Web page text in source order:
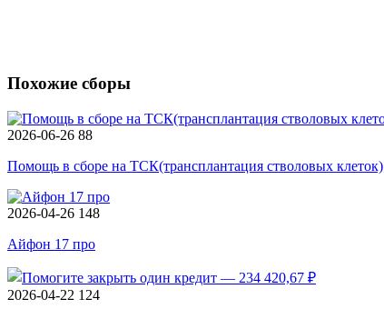
Похожие сборы
2026-06-26 88
Помощь в сборе на ТСК(трансплантация стволовых клеток)
2026-04-26 148
Айфон 17 про
2026-04-22 124